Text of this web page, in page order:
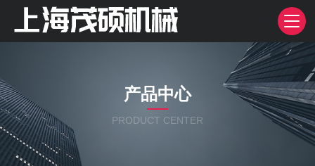
产品中心
PRODUCT CENTER